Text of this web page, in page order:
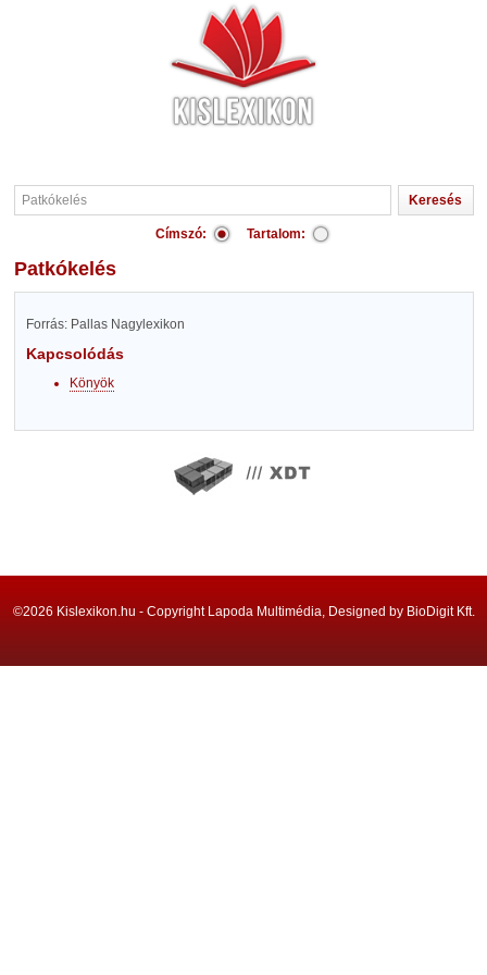
Címszó: Tartalom:
Patkókelés
Forrás: Pallas Nagylexikon
Kapcsolódás
Könyök
©2026 Kislexikon.hu - Copyright Lapoda Multimédia, Designed by BioDigit Kft.